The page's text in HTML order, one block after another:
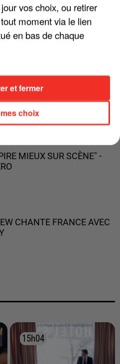
LE TRAC"
PAS DES PARENTS
MIEUX SUR SCÈNE" -
CHANTE FRANCE AVEC
15h04
15h04
vos choix, ou retirer
moment via le lien
en bas de chaque
choix
et fermer